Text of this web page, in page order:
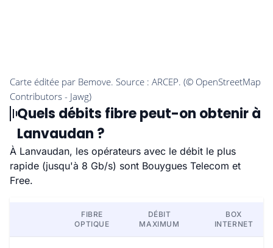
Quels débits fibre peut-on obtenir à
Lanvaudan ?
À Lanvaudan, les opérateurs avec le débit le plus
rapide (jusqu'à 8 Gb/s) sont Bouygues Telecom et
Free.
FIBRE
OPTIQUE
DÉBIT
MAXIMUM
BOX
INTERNET